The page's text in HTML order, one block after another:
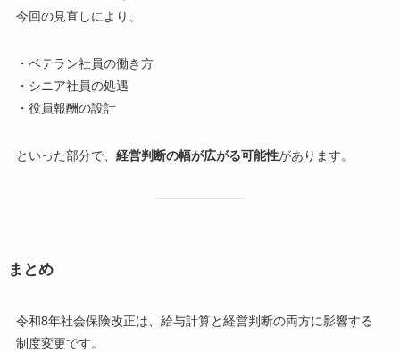
今回の見直しにより、
・ベテラン社員の働き方
・シニア社員の処遇
・役員報酬の設計
といった部分で、 経営判断の幅が広がる可能性があります。
まとめ
令和8年社会保険改正は、給与計算と経営判断の両方に影響する
制度変更です。